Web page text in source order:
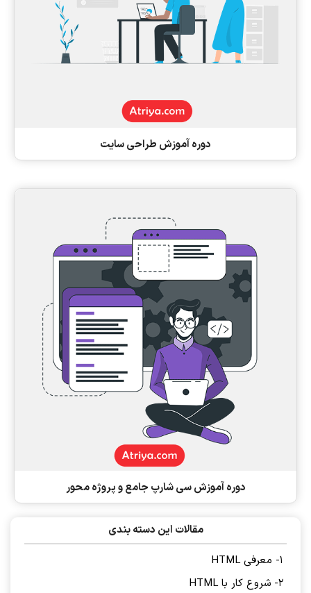
دوره آموزش طراحی سایت
دوره آموزش سی شارپ جامع و پروژه محور
مقالات این دسته بندی
1- معرفی HTML
2- شروع کار با HTML